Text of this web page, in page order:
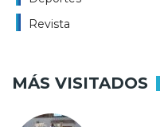
Revista
MÁS VISITADOS